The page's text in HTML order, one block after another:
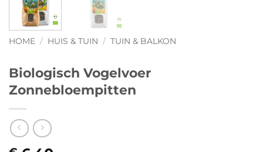
HOME / HUIS & TUIN / TUIN & BALKON
Biologisch Vogelvoer
Zonnebloempitten